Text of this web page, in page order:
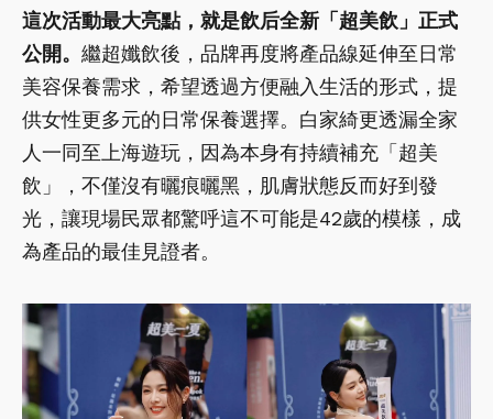
這次活動最大亮點，就是飲后全新「超美飲」正式
公開。 繼超孅飲後，品牌再度將產品線延伸至日常
美容保養需求，希望透過方便融入生活的形式，提
供女性更多元的日常保養選擇。白家綺更透漏全家
人一同至上海遊玩，因為本身有持續補充「超美
飲」，不僅沒有曬痕曬黑，肌膚狀態反而好到發
光，讓現場民眾都驚呼這不可能是42歲的模樣，成
為產品的最佳見證者。